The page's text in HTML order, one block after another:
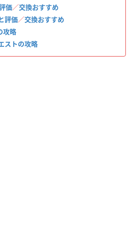
価／交換おすすめ
評価／交換おすすめ
攻略
ストの攻略